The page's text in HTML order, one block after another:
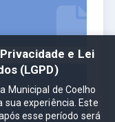
e Lei
(LGPD)
Municipal de Coelho
sua experiência. Este
esse período será